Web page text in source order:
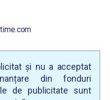
și nu a acceptat
din fonduri
de publicitate sunt